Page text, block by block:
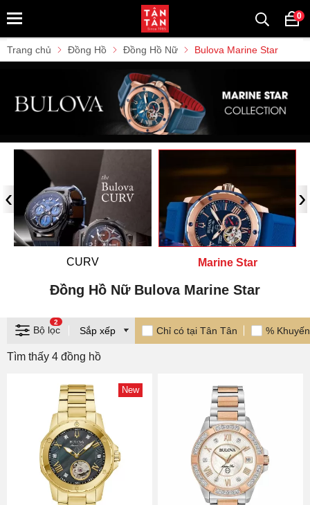
0
Trang chủ Đồng Hồ Đồng Hồ Nữ Bulova Marine Star
CURV Marine Star
‹ ›
Đồng Hồ Nữ Bulova Marine Star
Bộ lọc
2
Chỉ có tại Tân Tân %
Tìm thấy 4 đồng hồ
New